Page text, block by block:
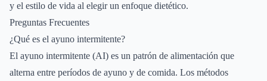
y el estilo de vida al elegir un enfoque dietético.
Preguntas Frecuentes
¿Qué es el ayuno intermitente?
El ayuno intermitente (AI) es un patrón de alimentación que
alterna entre períodos de ayuno y de comida. Los métodos